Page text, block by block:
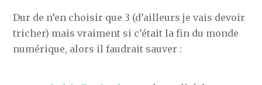
Dur de n’en choisir que 3 (d’ailleurs je vais devoir
tricher) mais vraiment si c’était la fin du monde
numérique, alors il faudrait sauver :